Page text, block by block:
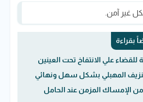
غير آمن.
بقراءة
علي الانتفاخ تحت العينين
المهبلي بشكل سهل ونهائي
الإمساك المزمن عند الحامل